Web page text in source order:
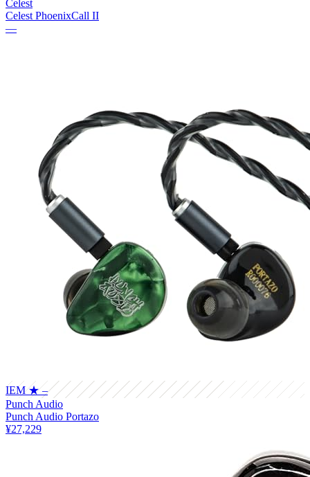
Celest
Celest PhoenixCall II
—
IEM ★ –
Punch Audio
Punch Audio Portazo
¥27,229